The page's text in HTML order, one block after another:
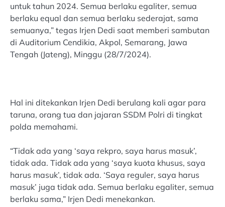
untuk tahun 2024. Semua berlaku egaliter, semua
berlaku equal dan semua berlaku sederajat, sama
semuanya,” tegas Irjen Dedi saat memberi sambutan
di Auditorium Cendikia, Akpol, Semarang, Jawa
Tengah (Jateng), Minggu (28/7/2024).
Hal ini ditekankan Irjen Dedi berulang kali agar para
taruna, orang tua dan jajaran SSDM Polri di tingkat
polda memahami.
“Tidak ada yang ‘saya rekpro, saya harus masuk’,
tidak ada. Tidak ada yang ‘saya kuota khusus, saya
harus masuk’, tidak ada. ‘Saya reguler, saya harus
masuk’ juga tidak ada. Semua berlaku egaliter, semua
berlaku sama,” Irjen Dedi menekankan.